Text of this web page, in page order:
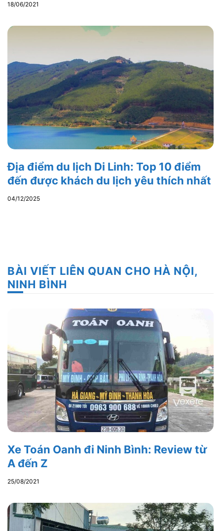
18/06/2021
Địa điểm du lịch Di Linh: Top 10 điểm
đến được khách du lịch yêu thích nhất
04/12/2025
BÀI VIẾT LIÊN QUAN CHO HÀ NỘI,
NINH BÌNH
Xe Toán Oanh đi Ninh Bình: Review từ
A đến Z
25/08/2021